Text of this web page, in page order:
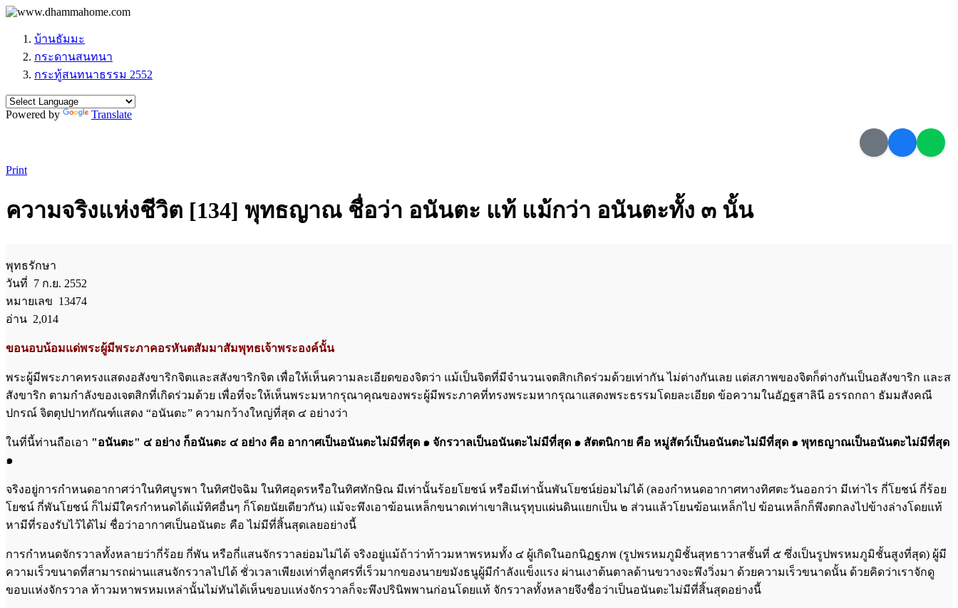
บ้านธัมมะ
กระดานสนทนา
กระทู้สนทนาธรรม 2552
Powered by Translate
Print
ความจริงแห่งชีวิต [134] พุทธญาณ ชื่อว่า อนันตะ แท้ แม้กว่า อนันตะทั้ง ๓ นั้น
พุทธรักษา
วันที่ 7 ก.ย. 2552
หมายเลข 13474
อ่าน 2,014
ขอนอบน้อมแด่พระผู้มีพระภาคอรหันตสัมมาสัมพุทธเจ้าพระองค์นั้น
พระผู้มีพระภาคทรงแสดงอสังขาริกจิตและสสังขาริกจิต เพื่อให้เห็นความละเอียดของจิตว่า แม้เป็นจิตที่มีจำนวนเจตสิกเกิดร่วมด้วยเท่า​กัน ไม่ต่างกันเลย แต่สภาพของจิตก็ต่างกันเป็นอสังขาริก และส
สังขาริก ตามกำลังของเจตสิกที่เกิดร่วมด้วย เพื่อที่จะให้เห็นพระมหากรุณาคุณของพระผู้มีพระภาคที่ทรงพระมหา​กรุณา​แสดงพระธรรมโดยละเอียด ข้อความในอัฏฐสาลินี อรรถกถา ธัมมสังคณี
ปกรณ์ จิตตุปป​าทกัณฑ์แสดง “อนันตะ” ความกว้างใหญ่ที่สุด ๔ อย่างว่า
ในที่นี้ท่านถือเอา "อนันต​ะ" ๔ อย่าง ก็​อนันต​ะ ๔ อย่าง​ คือ อากาศ​เป็น​อนันต​ะ​ไม่มี​ที่สุด ๑ จักรวาล​เป็น​อนันต​ะ​ไม่มี​ที่สุด ๑ สัต​ตนิ​กาย คือ หมู่​สัตว์​เป็น​อนันต​ะ​ไม่มี​ที่สุด ๑ พุทธ​ญาณ​เป็น​อนันต​ะ​ไม่มี​ที่สุด
๑
จริงอยู่การกำหนดอากาศว่า​ในทิศบูรพา ในทิศปัจฉิม ในทิศอุดรหรือในทิศทักษิณ มีเท่านั้นร้อยโยชน์ หรือมีเท่านั้นพันโยชน์ย่อมไม่ได้ (ลองกำหนดอากาศทางทิศตะวันออกว่า มีเท่าไร กี่โยชน์ กี่ร้อย
โยชน์ กี่พันโยชน์ ก็ไม่มีใครกำหนดได้แม้ทิศอื่นๆ ก็โดยนัยเดียวกัน) แม้จะพึงเอา​ฆ้อนเหล็กขนาดเท่า​เขา​สิเนรุทุบแผ่นดินแยกเป็น ๒ ส่วนแล้วโยนฆ้อนเหล็กไป ฆ้อนเหล็กก็พึงตกลงไปข้างล่างโดยแท้
หา​มีที่รองรับไว้ได้ไม่ ชื่อว่า​อากาศเป็นอนันตะ คือ ไม่มีที่สิ้นสุดเลยอย่างนี้
การกำหนดจักรวาลทั้งหลายว่า​กี่ร้อย กี่พัน หรือกี่แสนจักรวาลย่อมไม่ได้ จริงอยู่แม้ถ้าว่าท้าวมหาพรหมทั้ง ๔ ผู้เกิดในอกนิฏฐภพ (รูปพรหมภูมิชั้นสุทธาวาสชั้นที่ ๕ ซึ่งเป็นรูปพรหมภูมิชั้นสูงที่สุด) ผู้มี
ความเร็วขนาดที่สามารถผ่านแสนจักรวาลไปได้ ชั่วเวลา​เพียงเท่า​ที่ลูกศรที่เร็วมากของนายขมังธนูผู้มีกำลังแข็งแรง ผ่านเงา​ต้นตาลด้านขวางจะพึงวิ่งมา​ ด้วยความเร็วขนาดนั้น ด้วยคิดว่า​เรา​จักดู
ขอบแห่งจักรวาล ท้าวมหาพรหมเหล่า​นั้นไม่ทันได้เห็นขอบแห่งจักรวาลก็จะพึงปรินิพพานก่อนโดยแท้ จักรวาลทั้งหลายจึงชื่อว่า​เป็นอนันตะไม่มีที่สิ้นสุดอย่างนี้